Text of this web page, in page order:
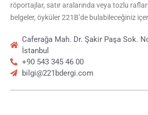
röportajlar, satır aralarında veya tozlu
belgeler, öyküler 221B’de bulabileceğiniz
Caferağa Mah. Dr. Şakir Paşa Sok.
İstanbul
+90 543 345 46 00
bilgi@221bdergi.com